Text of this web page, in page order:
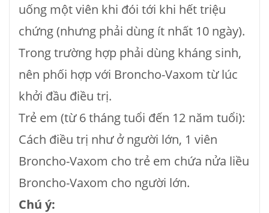
uống một viên khi đói tới khi hết triệu
chứng (nhưng phải dùng ít nhất 10 ngày).
Trong trường hợp phải dùng kháng sinh,
nên phối hợp với Broncho-Vaxom từ lúc
khởi đầu điều trị.
Trẻ em (từ 6 tháng tuổi đến 12 năm tuổi):
Cách điều trị như ở người lớn, 1 viên
Broncho-Vaxom cho trẻ em chứa nửa liều
Broncho-Vaxom cho người lớn.
Chú ý: